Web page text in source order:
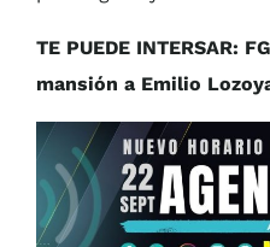
TE PUEDE INTERSAR:
mansión a Emilio